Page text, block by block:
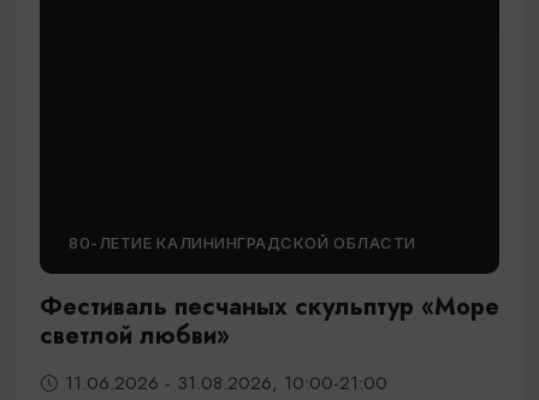
80-ЛЕТИЕ КАЛИНИНГРАДСКОЙ ОБЛАСТИ
Фестиваль песчаных скульптур «Море
светлой любви»
11.06.2026 - 31.08.2026, 10:00-21:00